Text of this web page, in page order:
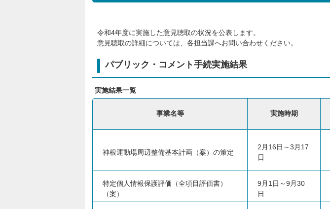
令和4年度に実施した意見聴取の状況を公表します。
意見聴取の詳細については、各担当課へお問い合わせください。
パブリック・コメント手続実施結果
実施結果一覧
事業名等 実施時期
神根運動場周辺整備基本計画（案）の策定
2月16日～3月17
日
特定個人情報保護評価（全項目評価書）
（案）
9月1日～9月30
日